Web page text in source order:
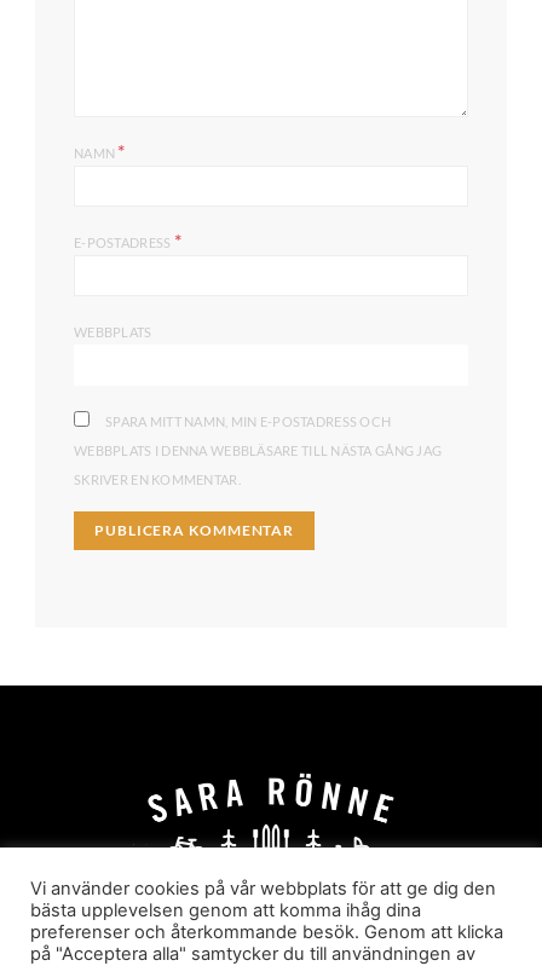
NAMN *
E-POSTADRESS *
WEBBPLATS
SPARA MITT NAMN, MIN E-POSTADRESS OCH
WEBBPLATS I DENNA WEBBLÄSARE TILL NÄSTA GÅNG JAG
SKRIVER EN KOMMENTAR.
HEM OM MIG
JOBBA MED MIG
Vi använder cookies på vår webbplats för att ge dig den
bästa upplevelsen genom att komma ihåg dina
preferenser och återkommande besök. Genom att klicka
på "Acceptera alla" samtycker du till användningen av